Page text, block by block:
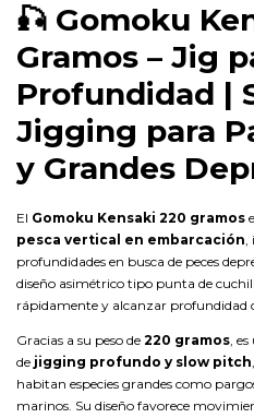
🎣 Gomoku
Gramos – Jig
Profundidad |
Jigging para
y Grandes
El Gomoku Kensaki 220 gramos
pesca vertical en embarcación
profundidades en busca de peces
diseño asimétrico tipo punta de
rápidamente y alcanzar profundidad
Gracias a su peso de 220 gramos ,
de jigging profundo y slow pitch
habitan especies grandes como
marinos. Su diseño favorece